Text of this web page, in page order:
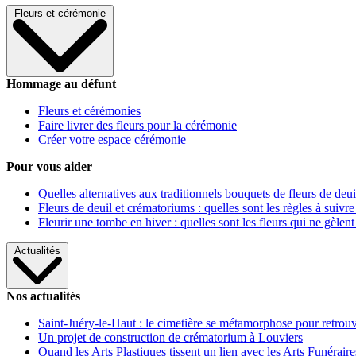
Fleurs et cérémonie
Hommage au défunt
Fleurs et cérémonies
Faire livrer des fleurs pour la cérémonie
Créer votre espace cérémonie
Pour vous aider
Quelles alternatives aux traditionnels bouquets de fleurs de
Fleurs de deuil et crématoriums : quelles sont les règles à
Fleurir une tombe en hiver : quelles sont les fleurs qui ne gèlent
Actualités
Nos actualités
Saint-Juéry-le-Haut : le cimetière se métamorphose pour
Un projet de construction de crématorium à Louviers
Quand les Arts Plastiques tissent un lien avec les Arts